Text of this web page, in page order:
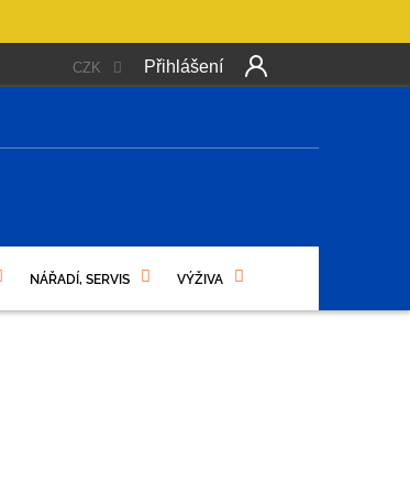
OBCHODNÍ PODMÍNKY PODMÍNKY OCHRANY
CZK Přihlášení
NÁŘADÍ, SERVIS VÝŽIVA